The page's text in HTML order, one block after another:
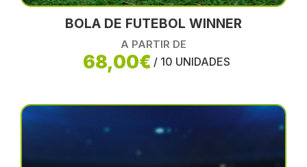
BOLA DE FUTEBOL WINNER
A PARTIR DE
68,00€ / 10 UNIDADES